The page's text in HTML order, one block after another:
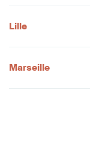
Lille
Marseille